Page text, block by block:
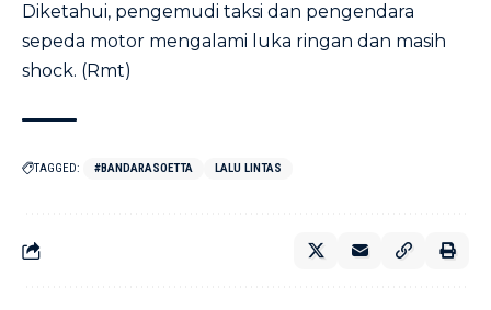
Diketahui, pengemudi taksi dan pengendara
sepeda motor mengalami luka ringan dan masih
shock. (Rmt)
TAGGED: #BANDARASOETTA LALU LINTAS